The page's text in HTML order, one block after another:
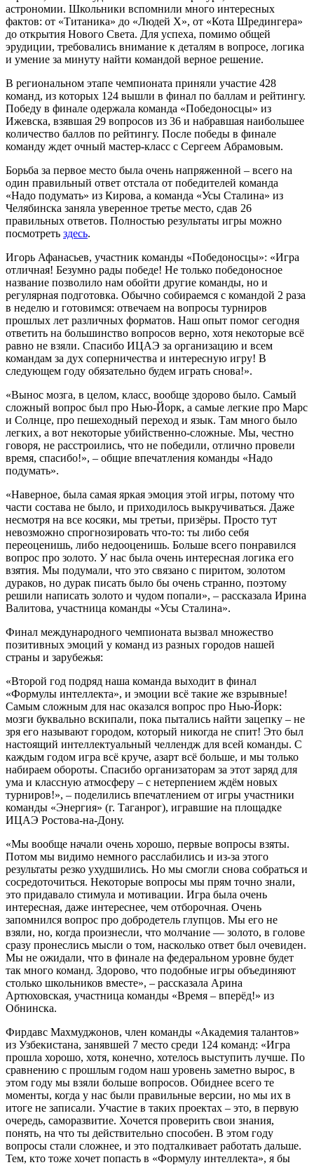
астрономии. Школьники вспомнили много интересных
фактов: от «Титаника» до «Людей Х», от «Кота Шредингера»
до открытия Нового Света. Для успеха, помимо общей
эрудиции, требовались внимание к деталям в вопросе, логика
и умение за минуту найти командой верное решение.
В региональном этапе чемпионата приняли участие 428
команд, из которых 124 вышли в финал по баллам и рейтингу.
Победу в финале одержала команда «Победоносцы» из
Ижевска, взявшая 29 вопросов из 36 и набравшая наибольшее
количество баллов по рейтингу. После победы в финале
команду ждет очный мастер-класс с Сергеем Абрамовым.
Борьба за первое место была очень напряженной – всего на
один правильный ответ отстала от победителей команда
«Надо подумать» из Кирова, а команда «Усы Сталина» из
Челябинска заняла уверенное третье место, сдав 26
правильных ответов. Полностью результаты игры можно
посмотреть здесь.
Игорь Афанасьев, участник команды «Победоносцы»: «Игра
отличная! Безумно рады победе! Не только победоносное
название позволило нам обойти другие команды, но и
регулярная подготовка. Обычно собираемся с командой 2 раза
в неделю и готовимся: отвечаем на вопросы турниров
прошлых лет различных форматов. Наш опыт помог сегодня
ответить на большинство вопросов верно, хотя некоторые всё
равно не взяли. Спасибо ИЦАЭ за организацию и всем
командам за дух соперничества и интересную игру! В
следующем году обязательно будем играть снова!».
«Вынос мозга, в целом, класс, вообще здорово было. Самый
сложный вопрос был про Нью-Йорк, а самые легкие про Марс
и Солнце, про пешеходный переход и язык. Там много было
легких, а вот некоторые убийственно-сложные. Мы, честно
говоря, не расстроились, что не победили, отлично провели
время, спасибо!», – общие впечатления команды «Надо
подумать».
«Наверное, была самая яркая эмоция этой игры, потому что
части состава не было, и приходилось выкручиваться. Даже
несмотря на все косяки, мы третьи, призёры. Просто тут
невозможно спрогнозировать что-то: ты либо себя
переоценишь, либо недооценишь. Больше всего понравился
вопрос про золото. У нас была очень интересная логика его
взятия. Мы подумали, что это связано с пиритом, золотом
дураков, но дурак писать было бы очень странно, поэтому
решили написать золото и чудом попали», – рассказала Ирина
Валитова, участница команды «Усы Сталина».
Финал международного чемпионата вызвал множество
позитивных эмоций у команд из разных городов нашей
страны и зарубежья:
«Второй год подряд наша команда выходит в финал
«Формулы интеллекта», и эмоции всё такие же взрывные!
Самым сложным для нас оказался вопрос про Нью-Йорк:
мозги буквально вскипали, пока пытались найти зацепку – не
зря его называют городом, который никогда не спит! Это был
настоящий интеллектуальный челлендж для всей команды. С
каждым годом игра всё круче, азарт всё больше, и мы только
набираем обороты. Спасибо организаторам за этот заряд для
ума и классную атмосферу – с нетерпением ждём новых
турниров!», – поделились впечатлением от игры участники
команды «Энергия» (г. Таганрог), игравшие на площадке
ИЦАЭ Ростова-на-Дону.
«Мы вообще начали очень хорошо, первые вопросы взяты.
Потом мы видимо немного расслабились и из-за этого
результаты резко ухудшились. Но мы смогли снова собраться и
сосредоточиться. Некоторые вопросы мы прям точно знали,
это придавало стимула и мотивации. Игра была очень
интересная, даже интереснее, чем отборочная. Очень
запомнился вопрос про добродетель глупцов. Мы его не
взяли, но, когда произнесли, что молчание — золото, в голове
сразу пронеслись мысли о том, насколько ответ был очевиден.
Мы не ожидали, что в финале на федеральном уровне будет
так много команд. Здорово, что подобные игры объединяют
столько школьников вместе», – рассказала Арина
Артюховская, участница команды «Время – вперёд!» из
Обнинска.
Фирдавс Махмуджонов, член команды «Академия талантов»
из Узбекистана, занявшей 7 место среди 124 команд: «Игра
прошла хорошо, хотя, конечно, хотелось выступить лучше. По
сравнению с прошлым годом наш уровень заметно вырос, в
этом году мы взяли больше вопросов. Обиднее всего те
моменты, когда у нас были правильные версии, но мы их в
итоге не записали. Участие в таких проектах – это, в первую
очередь, саморазвитие. Хочется проверить свои знания,
понять, на что ты действительно способен. В этом году
вопросы стали сложнее, и это подталкивает работать дальше.
Тем, кто тоже хочет попасть в «Формулу интеллекта», я бы